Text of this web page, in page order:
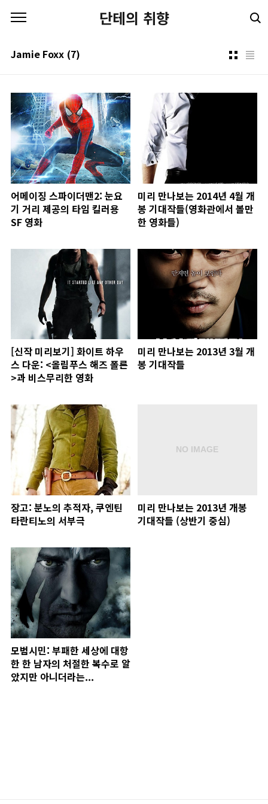
단테의 취향
Jamie Foxx (7)
어메이징 스파이더맨2: 눈요
기 거리 제공의 타임 킬러용
SF 영화
미리 만나보는 2014년 4월 개
봉 기대작들(영화관에서 볼만
한 영화들)
[신작 미리보기] 화이트 하우
스 다운: <올림푸스 해즈 폴른
>과 비스무리한 영화
미리 만나보는 2013년 3월 개
봉 기대작들
장고: 분노의 추적자, 쿠엔틴
타란티노의 서부극
미리 만나보는 2013년 개봉
기대작들 (상반기 중심)
모범시민: 부패한 세상에 대항
한 한 남자의 처절한 복수로 알
았지만 아니더라는...